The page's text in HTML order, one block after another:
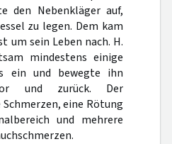
den Nebenkläger auf,
zu legen. Dem kam
um sein Leben nach. H.
mindestens einige
ein und bewegte ihn
und zurück. Der
eine Rötung
und mehrere